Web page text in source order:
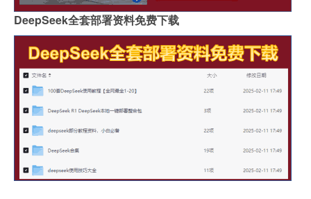
DeepSeek全套部署资料免费下载